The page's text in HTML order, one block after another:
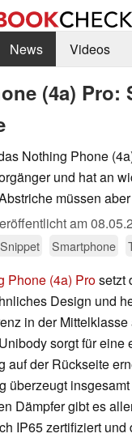
News Videos
(4a) Pro:
Nothing Phone
und hat an
müssen
am
Smartphone
Phone (4a) Prosetzt
Design und
in der
sorgt für
auf der Rückseite
überzeugt
Dämpfer gibt es
IP65 zertifiziert